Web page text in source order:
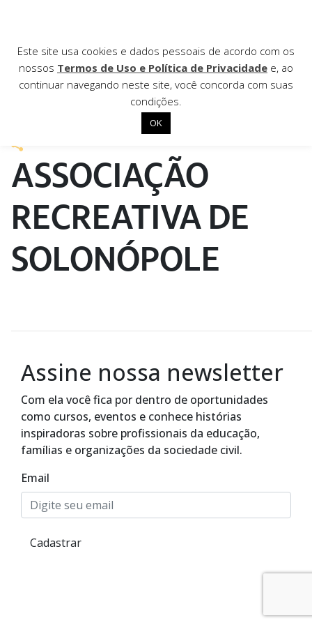
Institucional
Nossas ações
Biblioteca
Notícias
Editais
Notícias
ASSOCIAÇÃO
RECREATIVA DE
SOLONÓPOLE
Assine nossa newsletter
Com ela você fica por dentro de oportunidades
como cursos, eventos e conhece histórias
inspiradoras sobre profissionais da educação,
famílias e organizações da sociedade civil.
Email
Cadastrar
Este site usa cookies e dados pessoais de acordo com os
nossos Termos de Uso e Política de Privacidade e, ao
continuar navegando neste site, você concorda com suas
condições.
OK